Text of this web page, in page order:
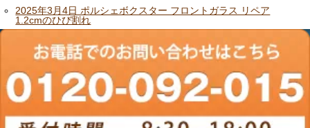
2025年3月4日 ポルシェボクスター フロントガラス リペア
1.2cmのひび割れ